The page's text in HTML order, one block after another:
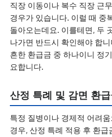
직장 이동이나 복수 직장 근
경우가 있습니다. 이럴 때 중
돌아오는데요. 이를테면, 두
나가면 반드시 확인해야 합
흔한 환급금 중 하나이니 정
요합니다.
산정 특례 및 감면 환
특정 질병이나 경제적 어려
경우, 산정 특례 적용 후 환